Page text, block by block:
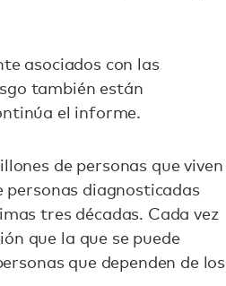
asociados con las
también están
el informe.
de personas que viven
personas diagnosticadas
tres décadas. Cada vez
que la que se puede
que dependen de los